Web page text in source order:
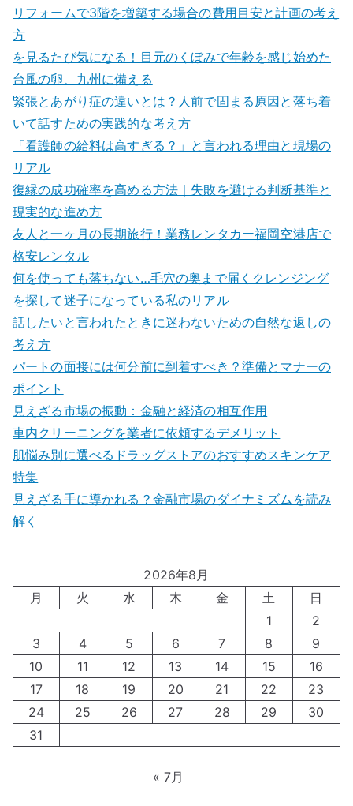
リフォームで3階を増築する場合の費用目安と計画の考え
方
を見るたび気になる！目元のくぼみで年齢を感じ始めた
台風の卵、九州に備える
緊張とあがり症の違いとは？人前で固まる原因と落ち着
いて話すための実践的な考え方
「看護師の給料は高すぎる？」と言われる理由と現場の
リアル
復縁の成功確率を高める方法｜失敗を避ける判断基準と
現実的な進め方
友人と一ヶ月の長期旅行！業務レンタカー福岡空港店で
格安レンタル
何を使っても落ちない…毛穴の奥まで届くクレンジング
を探して迷子になっている私のリアル
話したいと言われたときに迷わないための自然な返しの
考え方
パートの面接には何分前に到着すべき？準備とマナーの
ポイント
見えざる市場の振動：金融と経済の相互作用
車内クリーニングを業者に依頼するデメリット
肌悩み別に選べるドラッグストアのおすすめスキンケア
特集
見えざる手に導かれる？金融市場のダイナミズムを読み
解く
2026年8月
月
火 水 木 金 土
日
1
2
3
4 5 6 7 8
9
10
11 12 13 14 15
16
17
18 19 20 21 22
23
24
25 26 27 28 29
30
31
« 7月